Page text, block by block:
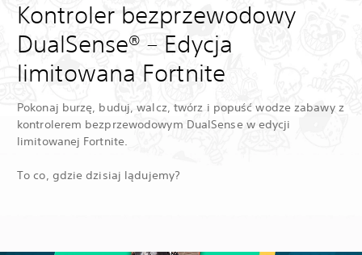
Kontroler bezprzewodowy
DualSense® – Edycja
limitowana Fortnite
Pokonaj burzę, buduj, walcz, twórz i popuść wodze zabawy z
kontrolerem bezprzewodowym DualSense w edycji
limitowanej Fortnite.
To co, gdzie dzisiaj lądujemy?